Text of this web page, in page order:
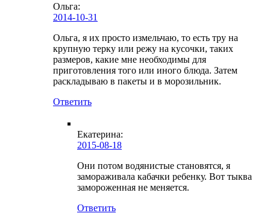
Ольга:
2014-10-31
Ольга, я их просто измельчаю, то есть тру на
крупную терку или режу на кусочки, таких
размеров, какие мне необходимы для
приготовления того или иного блюда. Затем
раскладываю в пакеты и в морозильник.
Ответить
Екатерина:
2015-08-18
Они потом водянистые становятся, я
замораживала кабачки ребенку. Вот тыква
замороженная не меняется.
Ответить